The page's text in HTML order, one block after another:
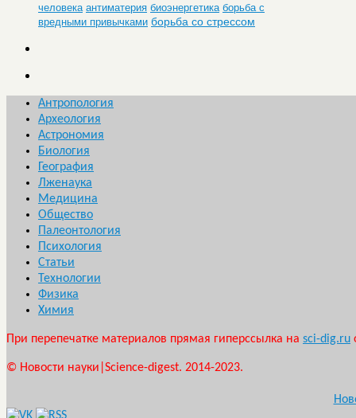
человека антиматерия биоэнергетика борьба с
вредными привычками борьба со стрессом
Антропология
Археология
Астрономия
Биология
География
Лженаука
Медицина
Общество
Палеонтология
Психология
Статьи
Технологии
Физика
Химия
При перепечатке материалов прямая гиперссылка на sci-dig.ru
© Новости науки|Science-digest. 2014-2023.